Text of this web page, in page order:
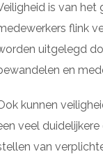
is van het
flink
uitgelegd
en
kunnen
veel
van